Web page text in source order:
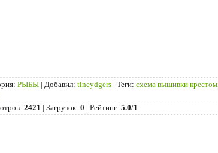
: РЫБЫ | Добавил: tineydgers | Теги: схема вышивки крестом
: 2421 | Загрузок: 0 | Рейтинг: 5.0/1